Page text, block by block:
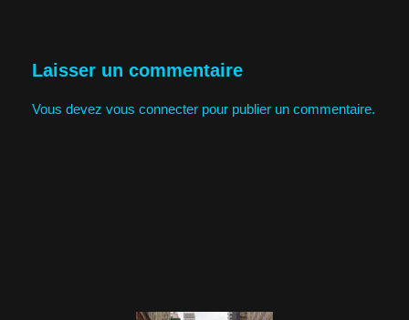
Laisser un commentaire
Vous devez vous connecter pour publier un commentaire.